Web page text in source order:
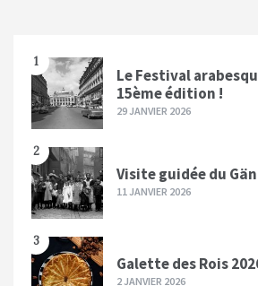
1
Le Festival
15ème édition !
29 JANVIER 2026
2
Visite guidée du
11 JANVIER 2026
3
Galette des Rois
2 JANVIER 2026